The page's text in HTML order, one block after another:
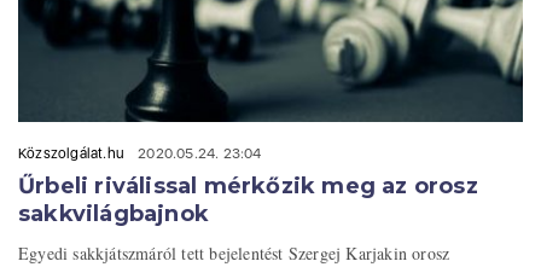
Közszolgálat.hu 2020.05.24. 23:04
Űrbeli riválissal mérkőzik meg az orosz
sakkvilágbajnok
Egyedi sakkjátszmáról tett bejelentést Szergej Karjakin orosz